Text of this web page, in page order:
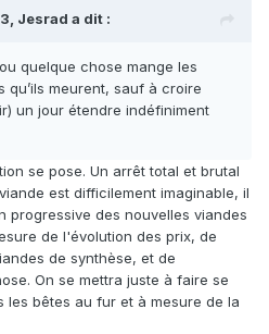
Jesrad a dit :
quelque chose mange les
qu’ils meurent, sauf à croire
un jour étendre indéfiniment
se pose. Un arrêt total et brutal
est difficilement imaginable, il
progressive des nouvelles viandes
de l'évolution des prix, de
de synthèse, et de
On se mettra juste à faire se
les bêtes au fur et à mesure de la